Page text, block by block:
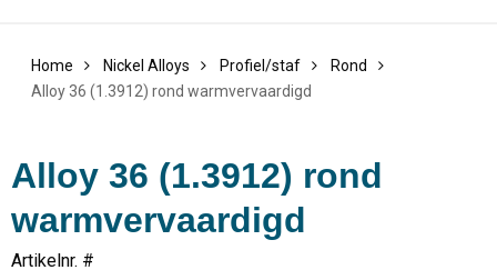
Home Nickel Alloys Profiel/staf
Rond
Alloy 36 (1.3912) rond warmvervaardigd
Alloy 36 (1.3912) rond
warmvervaardigd
Artikelnr. #